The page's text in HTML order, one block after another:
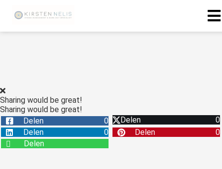
Sharing would be great!
Sharing would be great!
Delen
0 Delen
0
Delen
0 Delen
0
Delen
zijn